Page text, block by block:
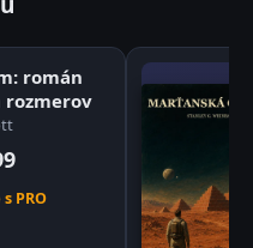
román
rozmerov
PRO